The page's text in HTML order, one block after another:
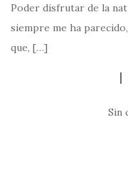
Poder disfrutar de la
siempre me ha
que, […]
Sin